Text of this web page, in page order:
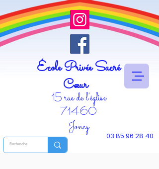
École Privée Sacré
Cœur
15 rue de l'église
71460
Joncy
03 85 96 28 40